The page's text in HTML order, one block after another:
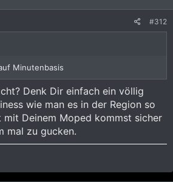
#312
Minutenbasis
Denk Dir einfach ein völlig
wie man es in der Region so
mit Deinem Moped kommst sicher
mal zu gucken.